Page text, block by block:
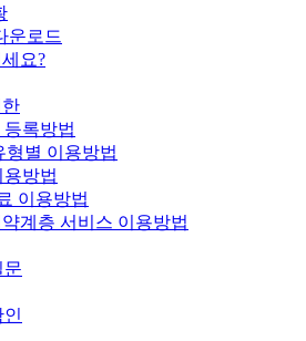
운로드
요?
록방법
형별 이용방법
방법
이용방법
계층 서비스 이용방법
문